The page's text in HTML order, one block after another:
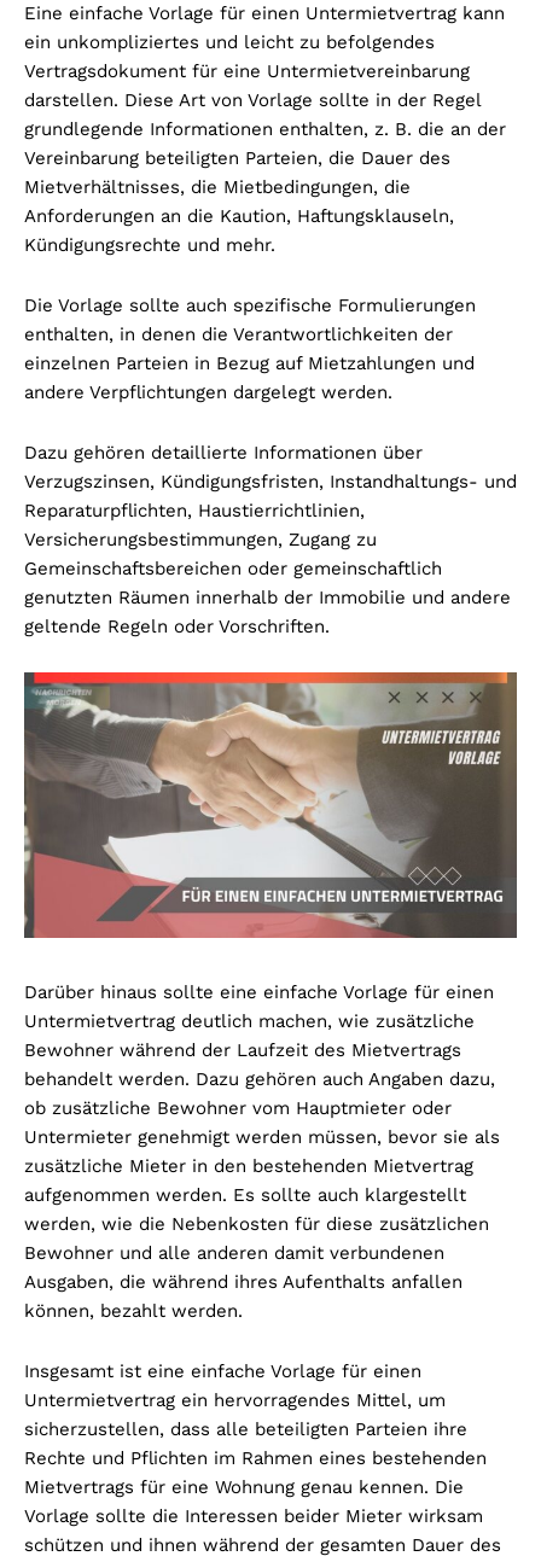
Eine einfache Vorlage für einen Untermietvertrag kann
ein unkompliziertes und leicht zu befolgendes
Vertragsdokument für eine Untermietvereinbarung
darstellen. Diese Art von Vorlage sollte in der Regel
grundlegende Informationen enthalten, z. B. die an der
Vereinbarung beteiligten Parteien, die Dauer des
Mietverhältnisses, die Mietbedingungen, die
Anforderungen an die Kaution, Haftungsklauseln,
Kündigungsrechte und mehr.
Die Vorlage sollte auch spezifische Formulierungen
enthalten, in denen die Verantwortlichkeiten der
einzelnen Parteien in Bezug auf Mietzahlungen und
andere Verpflichtungen dargelegt werden.
Dazu gehören detaillierte Informationen über
Verzugszinsen, Kündigungsfristen, Instandhaltungs- und
Reparaturpflichten, Haustierrichtlinien,
Versicherungsbestimmungen, Zugang zu
Gemeinschaftsbereichen oder gemeinschaftlich
genutzten Räumen innerhalb der Immobilie und andere
geltende Regeln oder Vorschriften.
Darüber hinaus sollte eine einfache Vorlage für einen
Untermietvertrag deutlich machen, wie zusätzliche
Bewohner während der Laufzeit des Mietvertrags
behandelt werden. Dazu gehören auch Angaben dazu,
ob zusätzliche Bewohner vom Hauptmieter oder
Untermieter genehmigt werden müssen, bevor sie als
zusätzliche Mieter in den bestehenden Mietvertrag
aufgenommen werden. Es sollte auch klargestellt
werden, wie die Nebenkosten für diese zusätzlichen
Bewohner und alle anderen damit verbundenen
Ausgaben, die während ihres Aufenthalts anfallen
können, bezahlt werden.
Insgesamt ist eine einfache Vorlage für einen
Untermietvertrag ein hervorragendes Mittel, um
sicherzustellen, dass alle beteiligten Parteien ihre
Rechte und Pflichten im Rahmen eines bestehenden
Mietvertrags für eine Wohnung genau kennen. Die
Vorlage sollte die Interessen beider Mieter wirksam
schützen und ihnen während der gesamten Dauer des